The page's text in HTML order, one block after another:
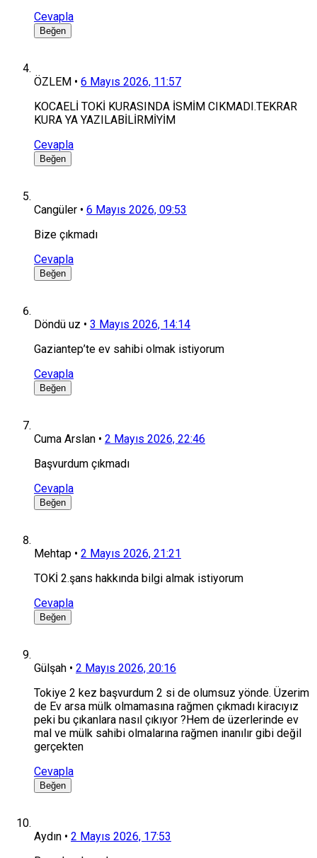
Cevapla
Beğen
ÖZLEM • 6 Mayıs 2026, 11:57
KOCAELİ TOKİ KURASINDA İSMİM CIKMADI.TEKRAR
KURA YA YAZILABİLİRMİYİM
Cevapla
Beğen
Cangüler • 6 Mayıs 2026, 09:53
Bize çıkmadı
Cevapla
Beğen
Döndü uz • 3 Mayıs 2026, 14:14
Gaziantep’te ev sahibi olmak istiyorum
Cevapla
Beğen
Cuma Arslan • 2 Mayıs 2026, 22:46
Başvurdum çıkmadı
Cevapla
Beğen
Mehtap • 2 Mayıs 2026, 21:21
TOKİ 2.şans hakkında bilgi almak istiyorum
Cevapla
Beğen
Gülşah • 2 Mayıs 2026, 20:16
Tokiye 2 kez başvurdum 2 si de olumsuz yönde. Üzerim
de Ev arsa mülk olmamasına rağmen çıkmadı kiracıyız
peki bu çıkanlara nasıl çıkıyor ?Hem de üzerlerinde ev
mal ve mülk sahibi olmalarına rağmen inanılır gibi değil
gerçekten
Cevapla
Beğen
Aydın • 2 Mayıs 2026, 17:53